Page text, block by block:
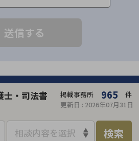
士・司法書
掲載事務所 965
件
更新日 : 2026年07月31日
相談内容を選択 検索